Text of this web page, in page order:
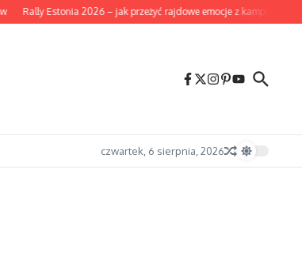
Rally Estonia 2026 – jak przeżyć rajdowe emocje z kampera i co
czwartek, 6 sierpnia, 2026